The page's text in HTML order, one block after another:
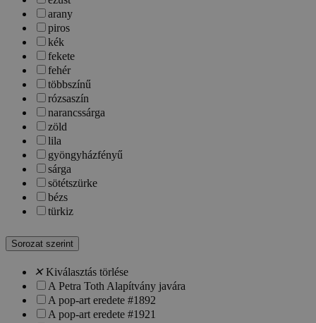
arany
piros
kék
fekete
fehér
többszínű
rózsaszín
narancssárga
zöld
lila
gyöngyházfényű
sárga
sötétszürke
bézs
türkiz
Sorozat szerint
✕Kiválasztás törlése
A Petra Toth Alapítvány javára
A pop-art eredete #1892
A pop-art eredete #1921